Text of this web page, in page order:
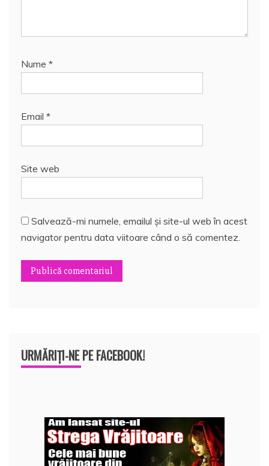
Nume *
Email *
Site web
Salvează-mi numele, emailul și site-ul web în acest
navigator pentru data viitoare când o să comentez.
URMĂRIȚI-NE PE FACEBOOK!